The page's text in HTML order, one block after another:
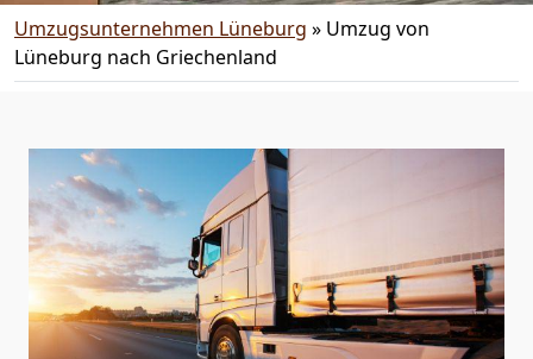
Umzugsunternehmen Lüneburg » Umzug von
Lüneburg nach Griechenland